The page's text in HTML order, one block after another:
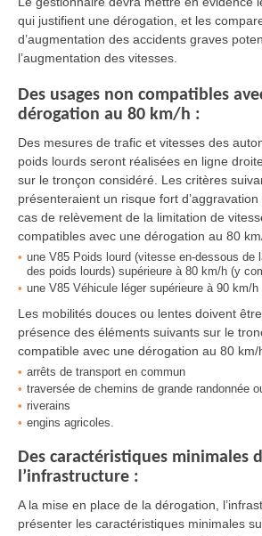
qui justifient une dérogation, et les
d’augmentation des accidents graves
l’augmentation des vitesses.
Des usages non compatibles
dérogation au 80 km/h :
Des mesures de trafic et vitesses des
poids lourds seront réalisées en ligne
sur le tronçon considéré. Les critères
présenteraient un risque fort d’aggravation
cas de relèvement de la limitation de
compatibles avec une dérogation au 80
une V85 Poids lourd (vitesse en-dessous de
des poids lourds) supérieure à 80 km/h (y
une V85 Véhicule léger supérieure à 90 km/h
Les mobilités douces ou lentes doivent
présence des éléments suivants sur le
compatible avec une dérogation au 80 km/
arrêts de transport en commun
traversée de chemins de grande randonnée
riverains
engins agricoles.
Des caractéristiques minimales
l’infrastructure :
A la mise en place de la dérogation,
présenter les caractéristiques minimales